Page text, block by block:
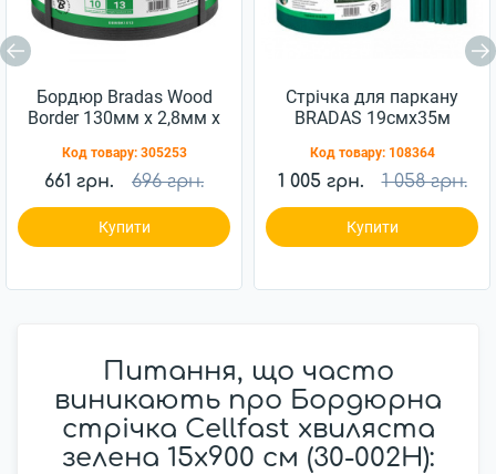
Бордюр Bradas Wood
Border 130мм х 2,8мм х
(OBWBK1013)
Код товару: 305253
661 грн. 696 грн.
Купити
Стрічка для паркану
BRADAS 19смx35м
(TOB4501935GRL)
Код товару: 108364
1 005 грн. 1 058 грн.
Купити
Питання, що часто
виникають про Бордюрна
стрічка Cellfast хвиляста
зелена 15x900 см (30-002H):